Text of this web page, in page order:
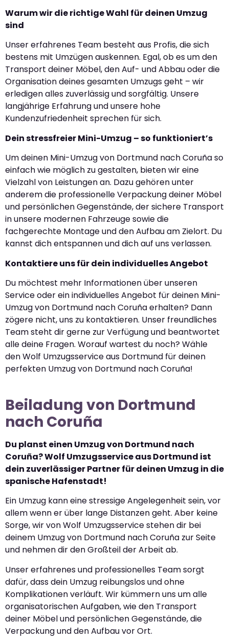
Warum wir die richtige Wahl für deinen Umzug
sind
Unser erfahrenes Team besteht aus Profis, die sich
bestens mit Umzügen auskennen. Egal, ob es um den
Transport deiner Möbel, den Auf- und Abbau oder die
Organisation deines gesamten Umzugs geht – wir
erledigen alles zuverlässig und sorgfältig. Unsere
langjährige Erfahrung und unsere hohe
Kundenzufriedenheit sprechen für sich.
Dein stressfreier Mini-Umzug – so funktioniert’s
Um deinen Mini-Umzug von Dortmund nach Coruña so
einfach wie möglich zu gestalten, bieten wir eine
Vielzahl von Leistungen an. Dazu gehören unter
anderem die professionelle Verpackung deiner Möbel
und persönlichen Gegenstände, der sichere Transport
in unsere modernen Fahrzeuge sowie die
fachgerechte Montage und den Aufbau am Zielort. Du
kannst dich entspannen und dich auf uns verlassen.
Kontaktiere uns für dein individuelles Angebot
Du möchtest mehr Informationen über unseren
Service oder ein individuelles Angebot für deinen Mini-
Umzug von Dortmund nach Coruña erhalten? Dann
zögere nicht, uns zu kontaktieren. Unser freundliches
Team steht dir gerne zur Verfügung und beantwortet
alle deine Fragen. Worauf wartest du noch? Wähle
den Wolf Umzugsservice aus Dortmund für deinen
perfekten Umzug von Dortmund nach Coruña!
Beiladung von Dortmund
nach Coruña
Du planst einen Umzug von Dortmund nach
Coruña? Wolf Umzugsservice aus Dortmund ist
dein zuverlässiger Partner für deinen Umzug in die
spanische Hafenstadt!
Ein Umzug kann eine stressige Angelegenheit sein, vor
allem wenn er über lange Distanzen geht. Aber keine
Sorge, wir von Wolf Umzugsservice stehen dir bei
deinem Umzug von Dortmund nach Coruña zur Seite
und nehmen dir den Großteil der Arbeit ab.
Unser erfahrenes und professionelles Team sorgt
dafür, dass dein Umzug reibungslos und ohne
Komplikationen verläuft. Wir kümmern uns um alle
organisatorischen Aufgaben, wie den Transport
deiner Möbel und persönlichen Gegenstände, die
Verpackung und den Aufbau vor Ort.